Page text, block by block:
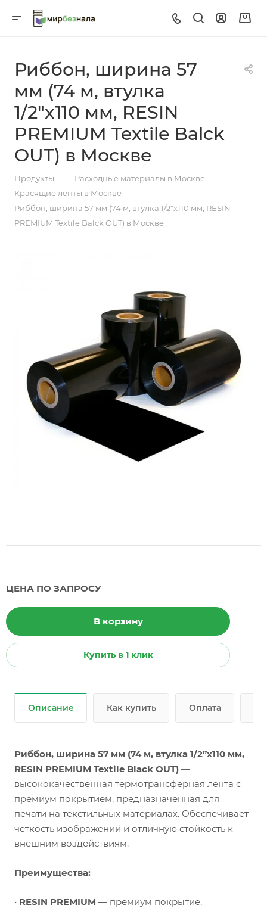
Риббон, ширина 57
мм (74 м, втулка
1/2"x110 мм, RESIN
PREMIUM Textile Balck
OUT) в Москве
Продукты — Расходные материалы в Москве —
Красящие ленты в Москве —
Риббон, ширина 57 мм (74 м, втулка 1/2"x110 мм, RESIN
PREMIUM Textile Balck OUT) в Москве
ЦЕНА ПО ЗАПРОСУ
В корзину
Купить в 1 клик
Описание Как купить Оплата
Риббон, ширина 57 мм (74 м, втулка 1/2”x110 мм,
RESIN PREMIUM Textile Black OUT) —
высококачественная термотрансферная лента с
премиум покрытием, предназначенная для
печати на текстильных материалах. Обеспечивает
четкость изображений и отличную стойкость к
внешним воздействиям.
Преимущества:
• RESIN PREMIUM — премиум покрытие,